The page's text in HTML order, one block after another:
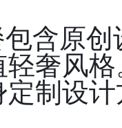
含原
奢风
制设